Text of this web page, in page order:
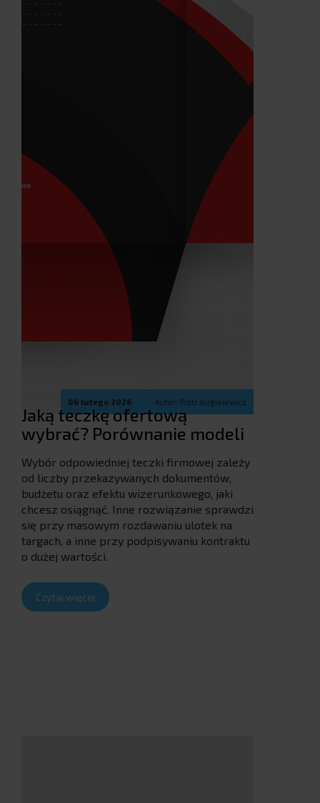
06 lutego 2026 Autor: Piotr Jurgielewicz
Jaką teczkę ofertową
wybrać? Porównanie modeli
Wybór odpowiedniej teczki firmowej zależy
od liczby przekazywanych dokumentów,
budżetu oraz efektu wizerunkowego, jaki
chcesz osiągnąć. Inne rozwiązanie sprawdzi
się przy masowym rozdawaniu ulotek na
targach, a inne przy podpisywaniu kontraktu
o dużej wartości.
Czytaj więcej